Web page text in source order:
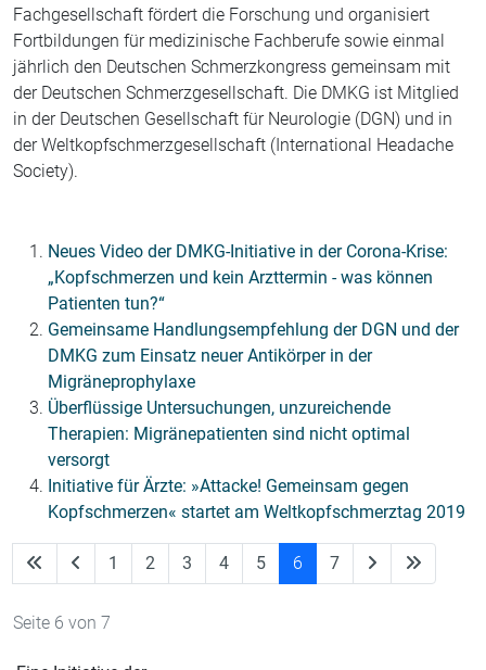
Fachgesellschaft fördert die Forschung und organisiert
Fortbildungen für medizinische Fachberufe sowie einmal
jährlich den Deutschen Schmerzkongress gemeinsam mit
der Deutschen Schmerzgesellschaft. Die DMKG ist Mitglied
in der Deutschen Gesellschaft für Neurologie (DGN) und in
der Weltkopfschmerzgesellschaft (International Headache
Society).
Neues Video der DMKG-Initiative in der Corona-Krise:
„Kopfschmerzen und kein Arzttermin - was können
Patienten tun?“
Gemeinsame Handlungsempfehlung der DGN und der
DMKG zum Einsatz neuer Antikörper in der
Migräneprophylaxe
Überflüssige Untersuchungen, unzureichende
Therapien: Migränepatienten sind nicht optimal
versorgt
Initiative für Ärzte: »Attacke! Gemeinsam gegen
Kopfschmerzen« startet am Weltkopfschmerztag 2019
1 2 3 4 5 6 7
Seite 6 von 7